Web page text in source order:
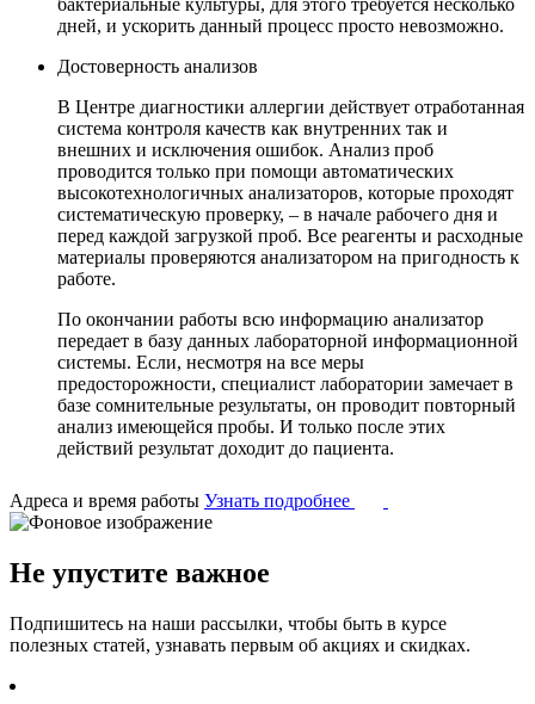
бактериальные культуры, для этого требуется несколько
дней, и ускорить данный процесс просто невозможно.
Достоверность анализов
В Центре диагностики аллергии действует отработанная
система контроля качеств как внутренних так и
внешних и исключения ошибок. Анализ проб
проводится только при помощи автоматических
высокотехнологичных анализаторов, которые проходят
систематическую проверку, – в начале рабочего дня и
перед каждой загрузкой проб. Все реагенты и расходные
материалы проверяются анализатором на пригодность к
работе.
По окончании работы всю информацию анализатор
передает в базу данных лабораторной информационной
системы. Если, несмотря на все меры
предосторожности, специалист лаборатории замечает в
базе сомнительные результаты, он проводит повторный
анализ имеющейся пробы. И только после этих
действий результат доходит до пациента.
Адреса и время работы Узнать подробнее
Не упустите важное
Подпишитесь на наши рассылки, чтобы быть в курсе
полезных статей, узнавать первым об акциях и скидках.